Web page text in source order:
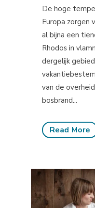
De hoge
Europa zorgen
al bijna een
Rhodos in
dergelijk
van de
bosbrand...
Read More